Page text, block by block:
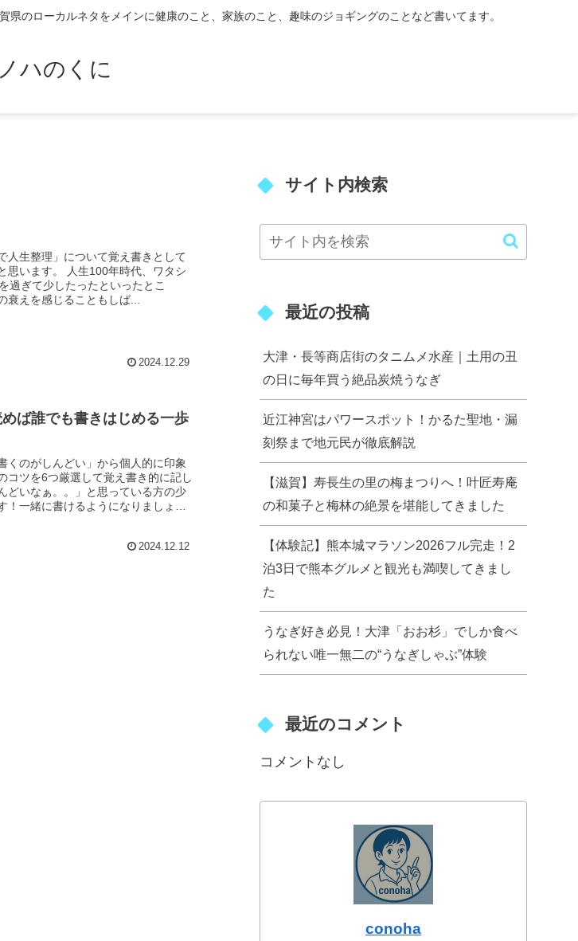
のローカルネタをメインに健康のこと、家族のこと、趣味のジョギングのことなど書いてます。
ハのくに
人生整理」について覚え書きとして
思います。 人生100年時代、ワタシ
過ぎて少したったといったとこ
衰えを感じることもしば...
2024.12.29
めば誰でも書きはじめる一歩
くのがしんどい」から個人的に印象
コツを6つ厳選して覚え書き的に記し
どいなぁ。。」と思っている方の少
！一緒に書けるようになりましょ
2024.12.12
サイト内検索
最近の投稿
大津・長等商店街のタニムメ水産｜土用の丑
の日に毎年買う絶品炭焼うなぎ
近江神宮はパワースポット！かるた聖地・漏
刻祭まで地元民が徹底解説
【滋賀】寿長生の里の梅まつりへ！叶匠寿庵
の和菓子と梅林の絶景を堪能してきました
【体験記】熊本城マラソン2026フル完走！2
泊3日で熊本グルメと観光も満喫してきまし
た
うなぎ好き必見！大津「おお杉」でしか食べ
られない唯一無二の“うなぎしゃぶ”体験
最近のコメント
コメントなし
conoha